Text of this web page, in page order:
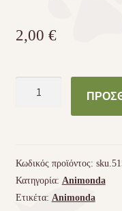
2,00 €
Τόνος
-
Γαρίδες
Κωδικός προϊόντος:
Κατηγορία: Animonda
Ετικέτα: Animonda